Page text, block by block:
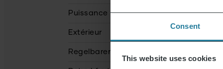
Consent
This website uses cookies
Puissance (en Watt) 1800.0
Extérieur
Regelbarer Thermostat